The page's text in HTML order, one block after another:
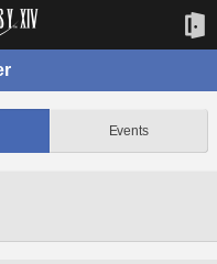
Events